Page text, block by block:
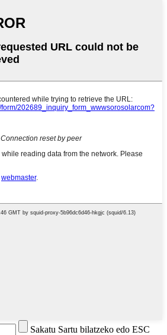
Sakatu Sartu bilatzeko edo ESC